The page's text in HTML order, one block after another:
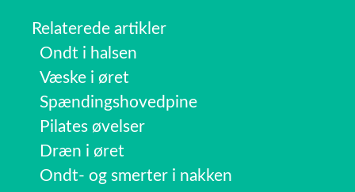
Relaterede artikler
Ondt i halsen
Væske i øret
Spændingshovedpine
Pilates øvelser
Dræn i øret
Ondt- og smerter i nakken